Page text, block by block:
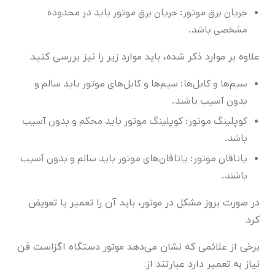
جریان برق موتور: جریان برق موتور باید در محدوده
مشخصی باشد.
علاوه بر موارد ذکر شده، باید موارد زیر را نیز بررسی کنید:
سیم‌ها و کابل‌ها: سیم‌ها و کابل‌های موتور باید سالم و
بدون آسیب باشند.
کوپلینگ موتور: کوپلینگ موتور باید محکم و بدون آسیب
باشد.
یاتاقان موتور: یاتاقان‌های موتور باید سالم و بدون آسیب
باشند.
در صورت بروز مشکل در موتور، باید آن را تعمیر یا تعویض
کرد.
برخی از علائمی که نشان می‌دهد موتور دستگاه اگزاست فن
نیاز به تعمیر دارد عبارتند از: